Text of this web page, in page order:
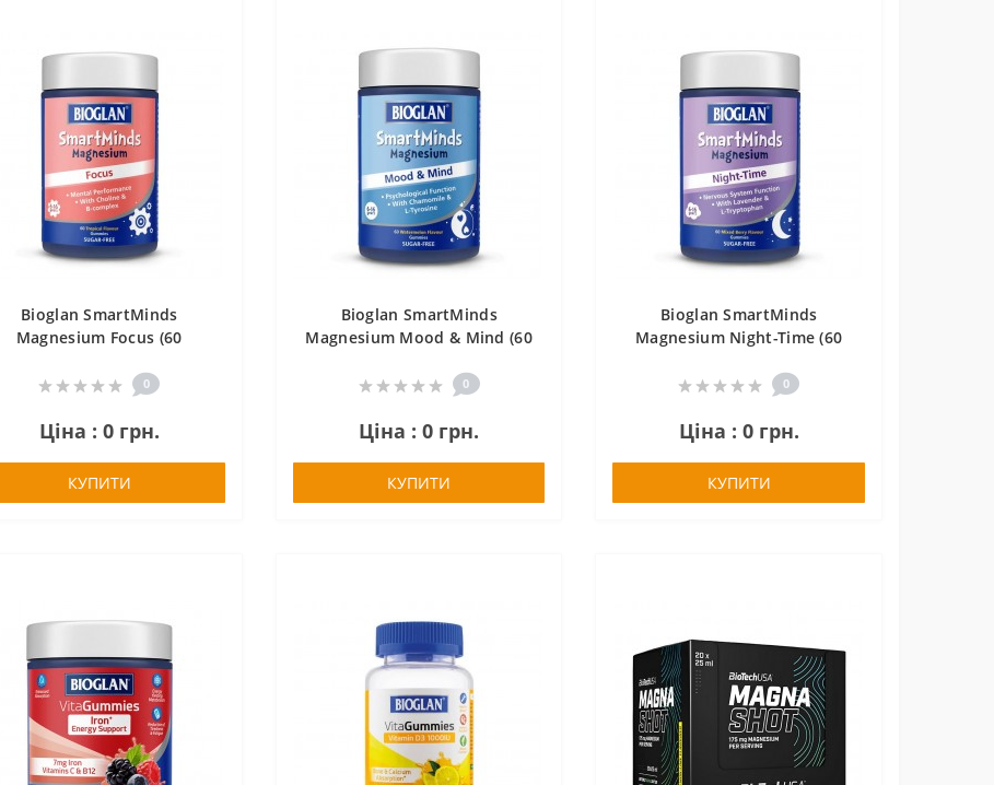
Bioglan SmartMinds
Magnesium Focus (60
0
Ціна : 0 грн.
КУПИТИ
Bioglan SmartMinds
Magnesium Mood & Mind (60
0
Ціна : 0 грн.
КУПИТИ
Bioglan SmartMinds
Magnesium Night-Time (60
0
Ціна : 0 грн.
КУПИТИ